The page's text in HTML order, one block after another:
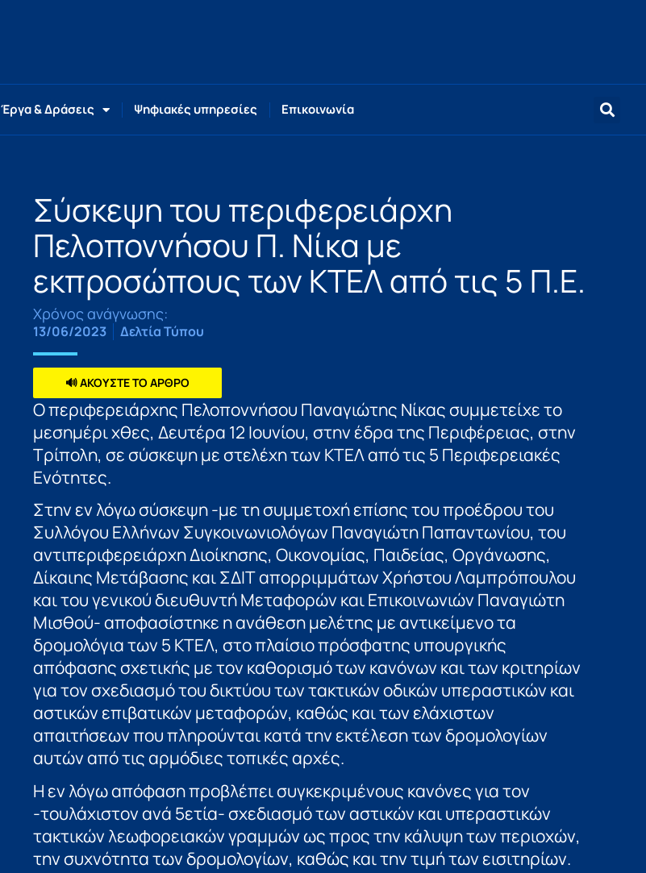
Έργα & Δράσεις Ψηφιακές υπηρεσίες Επικοινωνία
Σύσκεψη του περιφερειάρχη
Πελοποννήσου Π. Νίκα με
εκπροσώπους των ΚΤΕΛ από τις 5 Π.Ε.
Χρόνος ανάγνωσης:
13/06/2023 Δελτία Τύπου
🔊 ΑΚΟΥΣΤΕ ΤΟ ΑΡΘΡΟ
Ο περιφερειάρχης Πελοποννήσου Παναγιώτης Νίκας συμμετείχε το
μεσημέρι χθες, Δευτέρα 12 Ιουνίου, στην έδρα της Περιφέρειας, στην
Τρίπολη, σε σύσκεψη με στελέχη των ΚΤΕΛ από τις 5 Περιφερειακές
Ενότητες.
Στην εν λόγω σύσκεψη -με τη συμμετοχή επίσης του προέδρου του
Συλλόγου Ελλήνων Συγκοινωνιολόγων Παναγιώτη Παπαντωνίου, του
αντιπεριφερειάρχη Διοίκησης, Οικονομίας, Παιδείας, Οργάνωσης,
Δίκαιης Μετάβασης και ΣΔΙΤ απορριμμάτων Χρήστου Λαμπρόπουλου
και του γενικού διευθυντή Μεταφορών και Επικοινωνιών Παναγιώτη
Μισθού- αποφασίστηκε η ανάθεση μελέτης με αντικείμενο τα
δρομολόγια των 5 ΚΤΕΛ, στο πλαίσιο πρόσφατης υπουργικής
απόφασης σχετικής με τον καθορισμό των κανόνων και των κριτηρίων
για τον σχεδιασμό του δικτύου των τακτικών οδικών υπεραστικών και
αστικών επιβατικών μεταφορών, καθώς και των ελάχιστων
απαιτήσεων που πληρούνται κατά την εκτέλεση των δρομολογίων
αυτών από τις αρμόδιες τοπικές αρχές.
Η εν λόγω απόφαση προβλέπει συγκεκριμένους κανόνες για τον
-τουλάχιστον ανά 5ετία- σχεδιασμό των αστικών και υπεραστικών
τακτικών λεωφορειακών γραμμών ως προς την κάλυψη των περιοχών,
την συχνότητα των δρομολογίων, καθώς και την τιμή των εισιτηρίων.